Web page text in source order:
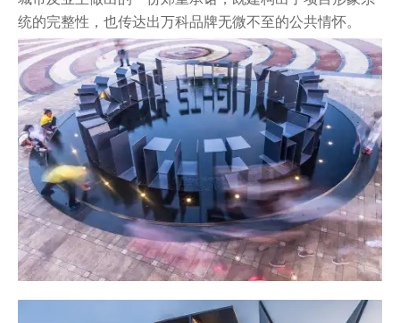
统的完整性，也传达出万科品牌无微不至的公共情怀。